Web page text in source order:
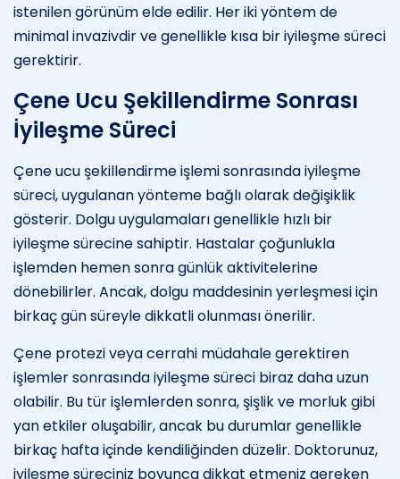
istenilen görünüm elde edilir. Her iki yöntem de
minimal invazivdir ve genellikle kısa bir iyileşme süreci
gerektirir.
Çene Ucu Şekillendirme Sonrası
İyileşme Süreci
Çene ucu şekillendirme işlemi sonrasında iyileşme
süreci, uygulanan yönteme bağlı olarak değişiklik
gösterir. Dolgu uygulamaları genellikle hızlı bir
iyileşme sürecine sahiptir. Hastalar çoğunlukla
işlemden hemen sonra günlük aktivitelerine
dönebilirler. Ancak, dolgu maddesinin yerleşmesi için
birkaç gün süreyle dikkatli olunması önerilir.
Çene protezi veya cerrahi müdahale gerektiren
işlemler sonrasında iyileşme süreci biraz daha uzun
olabilir. Bu tür işlemlerden sonra, şişlik ve morluk gibi
yan etkiler oluşabilir, ancak bu durumlar genellikle
birkaç hafta içinde kendiliğinden düzelir. Doktorunuz,
iyileşme süreciniz boyunca dikkat etmeniz gereken